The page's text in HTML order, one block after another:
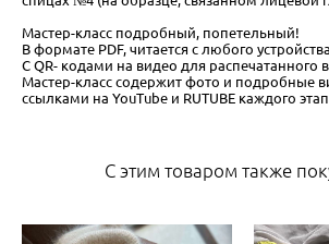
Мастер-класс подробный, попетельный!
В формате PDF, читается с любого
С QR- кодами на видео для распечатанного
Мастер-класс содержит фото и подробные
ссылками на YouTube и RUTUBE каждого
С этим товаром также